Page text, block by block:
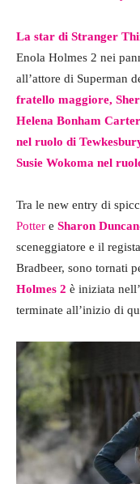
La star di Stranger
Enola Holmes 2 nei
all’attore di Superman
fratello maggiore,
Helena Bonham
nel ruolo di
Susie Wokoma nel
Tra le new entry di
Potter e Sharon
sceneggiatore e il
Bradbeer, sono tornati
Holmes 2 è iniziata
terminate all’inizio di